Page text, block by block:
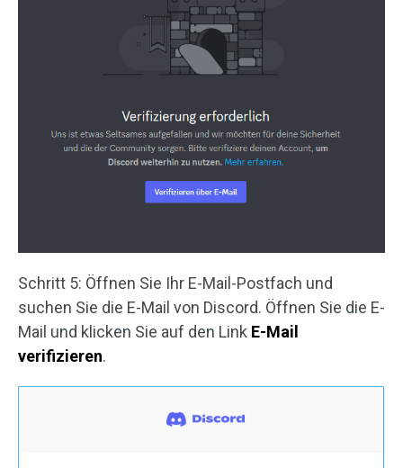
Schritt 5: Öffnen Sie Ihr E-Mail-Postfach und
suchen Sie die E-Mail von Discord. Öffnen Sie die E-
Mail und klicken Sie auf den Link E-Mail
verifizieren.